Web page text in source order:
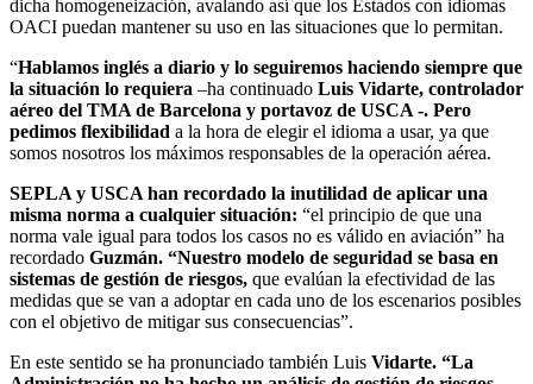
dicha homogeneización, avalando así que los Estados con idiomas
OACI puedan mantener su uso en las situaciones que lo permitan.
“Hablamos inglés a diario y lo seguiremos haciendo siempre que
la situación lo requiera –ha continuado Luis Vidarte, controlador
aéreo del TMA de Barcelona y portavoz de USCA -. Pero
pedimos flexibilidad a la hora de elegir el idioma a usar, ya que
somos nosotros los máximos responsables de la operación aérea.
SEPLA y USCA han recordado la inutilidad de aplicar una
misma norma a cualquier situación: “el principio de que una
norma vale igual para todos los casos no es válido en aviación” ha
recordado Guzmán. “Nuestro modelo de seguridad se basa en
sistemas de gestión de riesgos, que evalúan la efectividad de las
medidas que se van a adoptar en cada uno de los escenarios posibles
con el objetivo de mitigar sus consecuencias”.
En este sentido se ha pronunciado también Luis Vidarte. “La